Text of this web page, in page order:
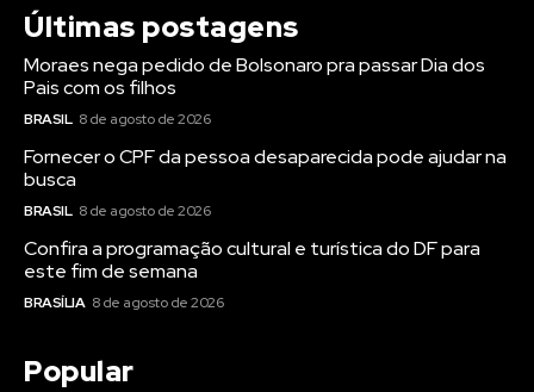
Últimas postagens
Moraes nega pedido de Bolsonaro pra passar Dia dos
Pais com os filhos
BRASIL 8 de agosto de 2026
Fornecer o CPF da pessoa desaparecida pode ajudar na
busca
BRASIL 8 de agosto de 2026
Confira a programação cultural e turística do DF para
este fim de semana
BRASÍLIA 8 de agosto de 2026
Popular